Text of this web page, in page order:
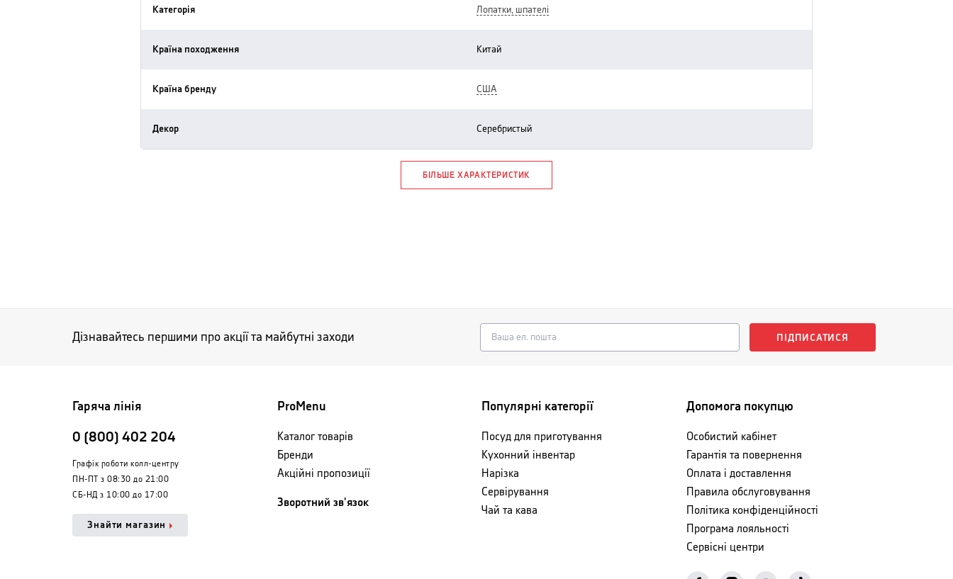
Категорія лопатки, шпателі
Країна походження китай
Країна бренду США
Декор серебристый
БІЛЬШЕ ХАРАКТЕРИСТИК
Дізнавайтесь першими про акції та майбутні заходи ПІДПИСАТИСЯ
Гаряча лінія
0 (800) 402 204
Графік роботи колл-центру
ПН-ПТ з 08:30 до 21:00
СБ-НД з 10:00 до 17:00
Знайти магазин
ProMenu
Каталог товарів
Бренди
Акційні пропозиції
Зворотний зв'язок
Популярні категорії
Посуд для приготування
Кухонний інвентар
Нарізка
Сервірування
Чай та кава
Допомога покупцю
Особистий кабінет
Гарантія та повернення
Оплата і доставлення
Правила обслуговування
Політика конфіденційності
Програма лояльності
Сервісні центри